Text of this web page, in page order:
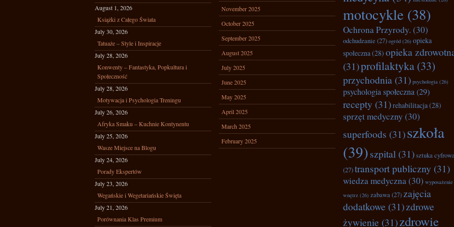
August 1, 2026
Książki z Całego Świata
July 30, 2026
Tatuaże – Style i Inspiracje
July 28, 2026
Konwenty – Fantastyka, Popkultura i
Społeczność
July 28, 2026
Motywacja i Psychologia Treningu
July 26, 2026
Afryka Smaku – Kuchnie Kontynentu
July 25, 2026
Wasze Miejsce na Blogu
July 24, 2026
Porady Ekspertów
July 23, 2026
Wegańskie i Wegetariańskie Święta
July 21, 2026
Porównania Klas Premium
November 2025
October 2025
September 2025
August 2025
July 2025
June 2025
May 2025
April 2025
March 2025
February 2025
motocykle (38)
Ochrona Przyrody. (30)
odchudzanie (27) ogród (26) opieka
społeczna(28) opieka
(31)profilaktyka (33)
przychodnia (31) psychologia (26)
psychologia społeczna(29)
recepty (31)rehabilitacja(28)
sprzęt medyczny (30)
superfoods (31)szkoła
(39)szpital (31)sztuka
(27)transport publiczny (31)
wiedza medyczna(30) wyposażenie
wnętrz (26) zabawa(27) zajęcia
dodatkowe (31)zdrowe
żywienie (31)zdrowie